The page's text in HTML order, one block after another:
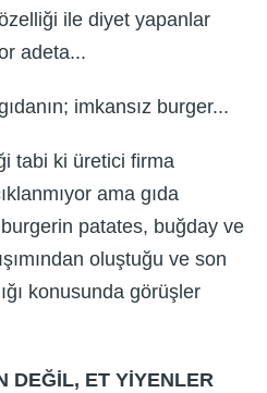
ile diyet yapanlar
adeta...
imkansız burger...
tabi ki üretici firma
ama gıda
patates, buğday ve
oluştuğu ve son
konusunda görüşler
DEĞİL, ET YİYENLER